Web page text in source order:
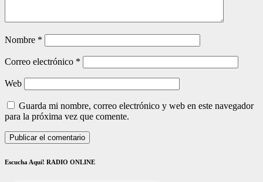
Nombre *
Correo electrónico *
Web
Guarda mi nombre, correo electrónico y web en este navegador
para la próxima vez que comente.
Escucha Aquí! RADIO ONLINE